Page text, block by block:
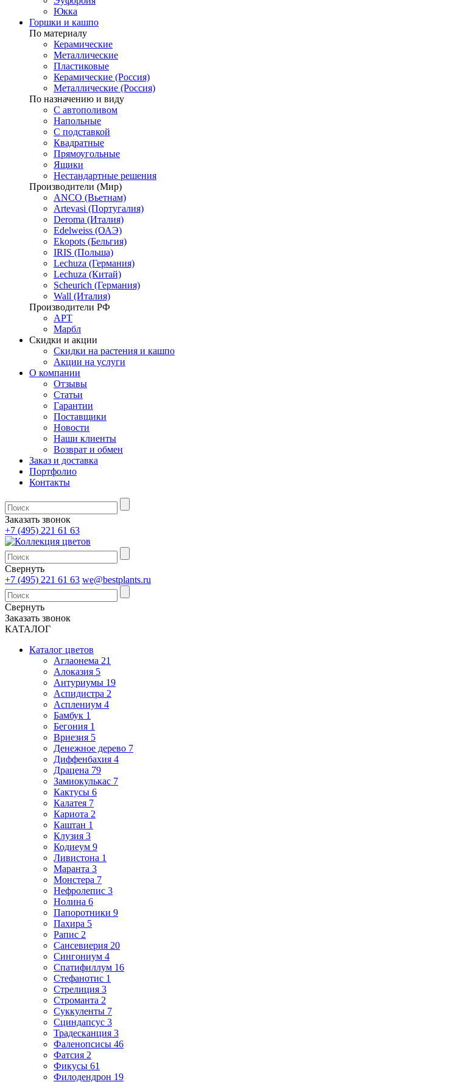
Юкка
Горшки и кашпо
По материалу
Керамические
Металлические
Пластиковые
Керамические (Россия)
Металлические (Россия)
По назначению и виду
С автополивом
Напольные
С подставкой
Квадратные
Прямоугольные
Ящики
Нестандартные решения
Производители (Мир)
ANCO (Вьетнам)
Artevasi (Португалия)
Deroma (Италия)
Edelweiss (ОАЭ)
Ekopots (Бельгия)
IRIS (Польша)
Lechuza (Германия)
Lechuza (Китай)
Scheurich (Германия)
Wall (Италия)
Производители РФ
АРТ
Марбл
Скидки и акции
Скидки на растения и кашпо
Акции на услуги
О компании
Отзывы
Статьи
Гарантии
Поставщики
Новости
Наши клиенты
Возврат и обмен
Заказ и доставка
Портфолио
Контакты
Заказать звонок
+7 (495) 221 61 63
Свернуть
+7 (495) 221 61 63 we@bestplants.ru
Свернуть
Заказать звонок
КАТАЛОГ
Каталог цветов
Аглаонема 21
Алоказия 5
Антуриумы 19
Аспидистра 2
Асплениум 4
Бамбук 1
Бегония 1
Вриезия 5
Денежное дерево 7
Диффенбахия 4
Драцена 79
Замиокулькас 7
Кактусы 6
Калатея 7
Кариота 2
Каштан 1
Клузия 3
Кодиеум 9
Ливистона 1
Маранта 3
Монстера 7
Нефролепис 3
Нолина 6
Папоротники 9
Пахира 5
Рапис 2
Сансевиерия 20
Сингониум 4
Спатифиллум 16
Стефанотис 1
Стрелиция 3
Строманта 2
Суккуленты 7
Сциндапсус 3
Традесканция 3
Фаленопсисы 46
Фатсия 2
Фикусы 61
Филодендрон 19